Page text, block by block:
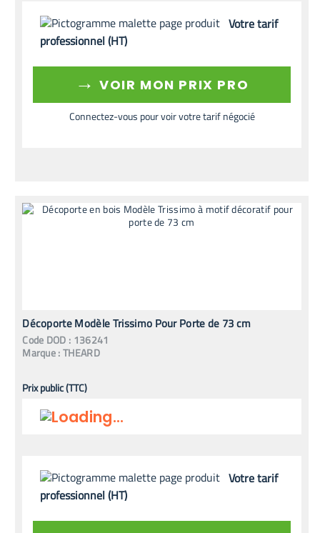
Votre tarif
professionnel (HT)
→ VOIR MON PRIX PRO
Connectez-vous pour voir votre tarif négocié
Décoporte Modèle Trissimo Pour Porte de 73 cm
Code DOD : 136241
Marque :THEARD
Prix public (TTC)
Votre tarif
professionnel (HT)